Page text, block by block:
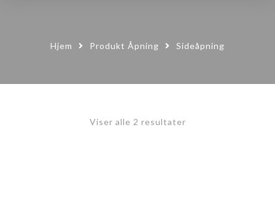
Hjem Produkt Åpning Sideåpning
Viser alle 2 resultater